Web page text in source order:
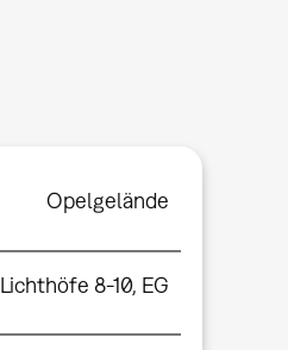
Opelgelände
Lichthöfe 8-10, EG